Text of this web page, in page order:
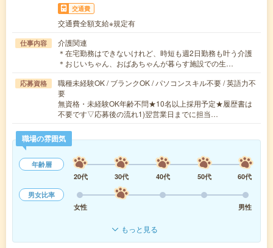
交通費
交通費全額支給※規定有
仕事内容
介護関連
＊在宅勤務はできないけれど、時短も週2日勤務も叶う介護
＊おじいちゃん、おばあちゃんが暮らす施設での生…
応募資格
職種未経験OK / ブランクOK / パソコンスキル不要 / 英語力不
要
無資格・未経験OK年齢不問★10名以上採用予定★履歴書は
不要です▽応募後の流れ1)翌営業日までに担当…
職場の雰囲気
年齢層
20代
30代 40代 50代
60代
男女比率
女性
男性
もっと見る